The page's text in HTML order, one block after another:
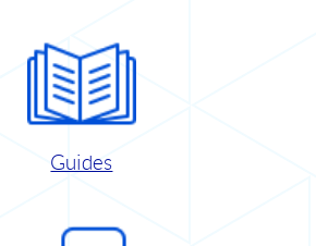
Guides